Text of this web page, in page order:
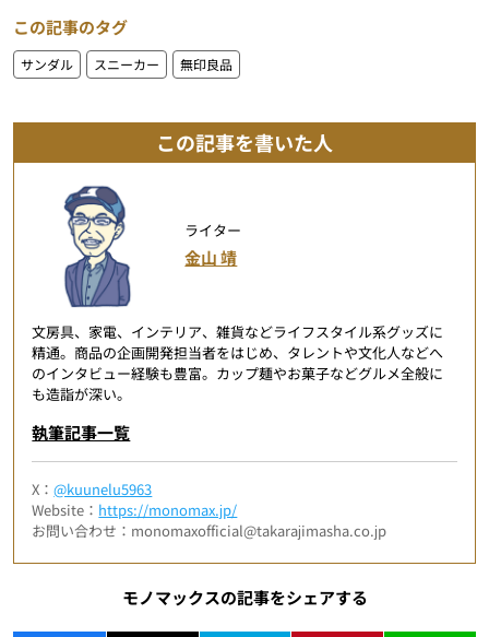
この記事のタグ
サンダル スニーカー 無印良品
この記事を書いた人
ライター
金山 靖
文房具、家電、インテリア、雑貨などライフスタイル系グッズに
精通。商品の企画開発担当者をはじめ、タレントや文化人などへ
のインタビュー経験も豊富。カップ麺やお菓子などグルメ全般に
も造詣が深い。
執筆記事一覧
X：@kuunelu5963
Website： https://monomax.jp/
お問い合わせ：monomaxofficial@takarajimasha.co.jp
モノマックスの記事をシェアする